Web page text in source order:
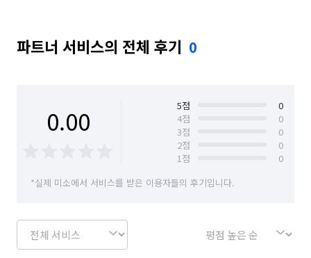
파트너 서비스의 전체 후기 0
0.00 5점
0
4점
0
3점
0
2점
0
1점
0
*실제 미소에서 서비스를 받은 이용자들의 후기입니다.